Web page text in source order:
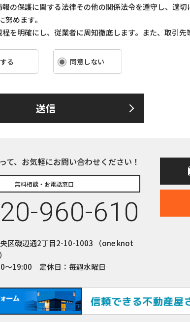
の保護に関する法律その他の関係法令を遵守し、適切
めます。
を明確にし、従業者に周知徹底します。また、取引先
用目的を特定して通知または公表し、その利用目的に
客さま本人からの開示、訂正、削除、利用停止の依頼
応いたします。
お客さまにご利用いただくにあたり、各種の申込みの
ビス提供等の機会に、当社が直接あるいは協力会社又
報（お客さまの電子メールアドレス、氏名、住所、電
情報は下記の目的に利用させていただきます。
ーサービスの提供
せ・ＰＲ、調査・データ集積、研究開発
下「サイト管理会社」といいます。）への提供。
務の実施
するサービス改善に必要な範囲で、お客様の個人デー
ましては、サイト管理会社において管理されることと
る 同意しない
送信
て、お気軽にお問い合わせください！
無料相談・お電話窓口
960-610
区磯辺通2丁目2-10-1003 （one knot
〜19:00 定休日：毎週水曜日